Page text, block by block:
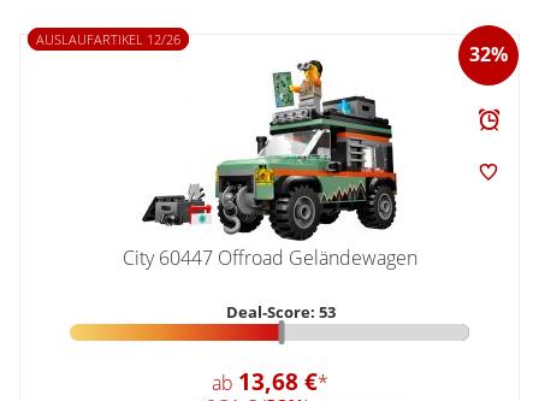
32%
AUSLAUFARTIKEL 12/26
City 60447 Offroad Geländewagen
Deal-Score: 53
ab 13,68 €*